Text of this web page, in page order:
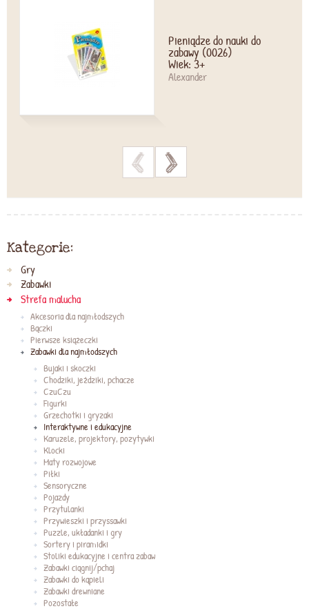
Pieniądze do nauki do
zabawy (0026)
Wiek: 3+
Alexander
> >
Kategorie:
Gry
Zabawki
Strefa malucha
Akcesoria dla najmłodszych
Bączki
Pierwsze książeczki
Zabawki dla najmłodszych
Bujaki i skoczki
Chodziki, jeździki, pchacze
CzuCzu
Figurki
Grzechotki i gryzaki
Interaktywne i edukacyjne
Karuzele, projektory, pozytywki
Klocki
Maty rozwojowe
Piłki
Sensoryczne
Pojazdy
Przytulanki
Przywieszki i przyssawki
Puzzle, układanki i gry
Sortery i piramidki
Stoliki edukacyjne i centra zabaw
Zabawki ciągnij/pchaj
Zabawki do kąpieli
Zabawki drewniane
Pozostałe